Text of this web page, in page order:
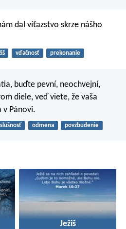
dal víťazstvo skrze nášho
vďačnosť prekonanie
buďte pevní, neochvejní,
diele, veď viete, že vaša
v Pánovi.
odmena povzbudenie
Ježiš